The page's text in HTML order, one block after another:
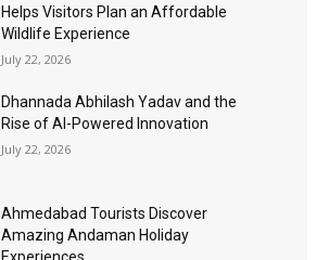
Helps Visitors Plan an Affordable
Wildlife Experience
July 22, 2026
Dhannada Abhilash Yadav and the
Rise of AI-Powered Innovation
July 22, 2026
Ahmedabad Tourists Discover
Amazing Andaman Holiday